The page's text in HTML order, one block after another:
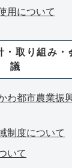
用について
・取り組み・
議
わ都市農業振
制度について
いて